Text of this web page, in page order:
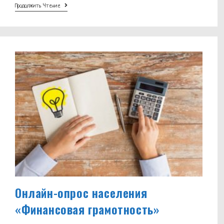
Продолжить ЧтениеЛучший
Специалист
Фармацевтическим
Образованием»
2024г
Онлайн-опрос населения
«Финансовая грамотность»